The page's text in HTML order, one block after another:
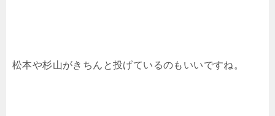
松本や杉山がきちんと投げているのもいいですね。